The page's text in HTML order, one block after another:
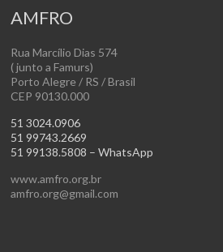
AMFRO
Rua Marcílio Dias 574
( junto a Famurs)
Porto Alegre / RS / Brasil
CEP 90130.000
51 3024.0906
51 99743.2669
51 99138.5808 – WhatsApp
www.amfro.org.br
amfro.org@gmail.com